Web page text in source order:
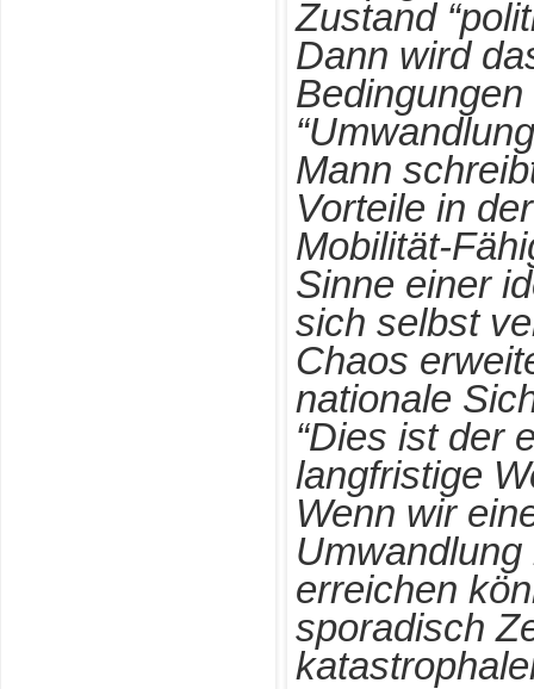
Zustand
Dann wird
Mann
Vorteile in
Mobilität-
Sinne einer
sich selbst
Chaos
nationale
“Dies ist der
langfristige
Wenn wir
erreichen
sporadisch